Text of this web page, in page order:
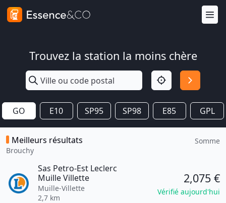
Trouvez la station la moins chère
GO E10 SP95 SP98 E85 GPL
Meilleurs résultats
Brouchy
Somme
Sas Petro-Est Leclerc
Muille Villette
Muille-Villette
2,7 km
2,075 €
Vérifié aujourd'hui